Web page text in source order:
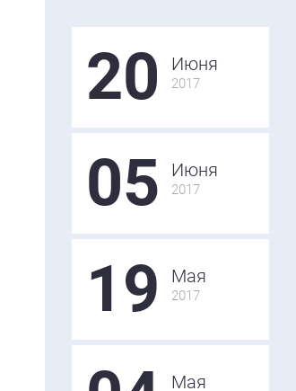
20 Июня
2017
05 Июня
2017
19 Мая
2017
Мая